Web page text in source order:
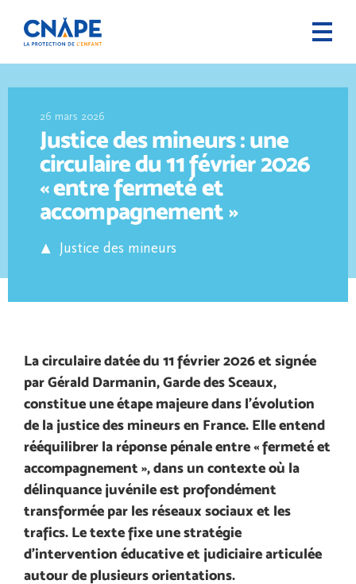
26 mars 2026
Justice des mineurs : une
circulaire du 11 février 2026
« entre fermeté et
accompagnement »
Justice des mineurs
La circulaire datée du 11 février 2026 et signée
par Gérald Darmanin, Garde des Sceaux,
constitue une étape majeure dans l’évolution
de la justice des mineurs en France. Elle entend
rééquilibrer la réponse pénale entre « fermeté et
accompagnement », dans un contexte où la
délinquance juvénile est profondément
transformée par les réseaux sociaux et les
trafics. Le texte fixe une stratégie
d’intervention éducative et judiciaire articulée
autour de plusieurs orientations.